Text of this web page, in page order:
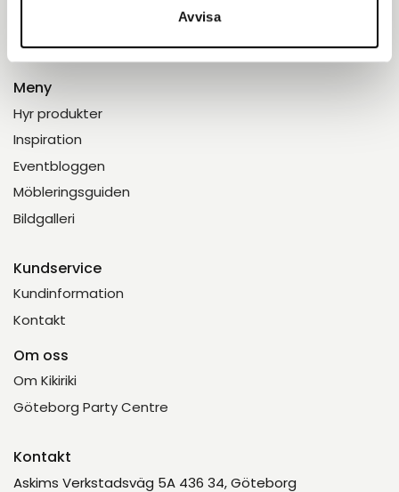
Avvisa
Meny
Hyr produkter
Inspiration
Eventbloggen
Möbleringsguiden
Bildgalleri
Kundservice
Kundinformation
Kontakt
Om oss
Om Kikiriki
Göteborg Party Centre
Kontakt
Askims Verkstadsväg 5A 436 34, Göteborg